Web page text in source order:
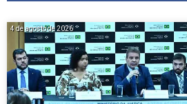
4 de agosto de 2026